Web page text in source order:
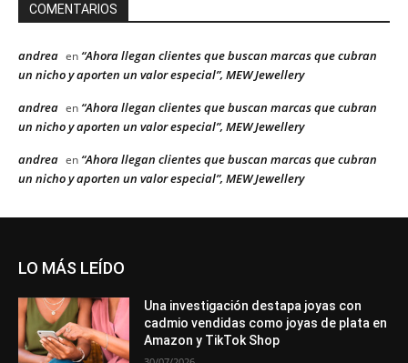
COMENTARIOS
andrea en “Ahora llegan clientes que buscan marcas que cubran
un nicho y aporten un valor especial”, MEW Jewellery
andrea en “Ahora llegan clientes que buscan marcas que cubran
un nicho y aporten un valor especial”, MEW Jewellery
andrea en “Ahora llegan clientes que buscan marcas que cubran
un nicho y aporten un valor especial”, MEW Jewellery
LO MÁS LEÍDO
Una investigación destapa joyas con
cadmio vendidas como joyas de plata en
Amazon y TikTok Shop